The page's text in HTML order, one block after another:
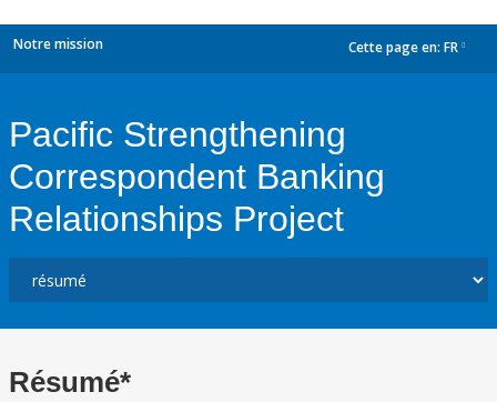
Notre mission Cette page en: FR
Pacific Strengthening
Correspondent Banking
Relationships Project
Résumé*